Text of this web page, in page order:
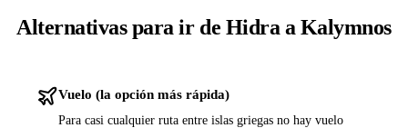
Alternativas para ir de Hidra a Kalymnos
Vuelo (la opción más rápida)
Para casi cualquier ruta entre islas griegas no hay vuelo